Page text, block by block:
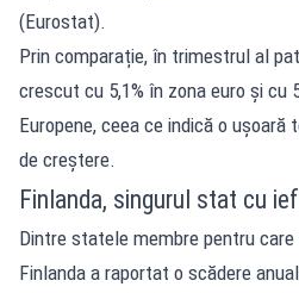
(Eurostat).
Prin comparație, în trimestrul al
crescut cu 5,1% în zona euro și cu
Europene, ceea ce indică o
de creștere.
Finlanda, singurul stat cu
Dintre statele membre pentru
Finlanda a raportat o scădere